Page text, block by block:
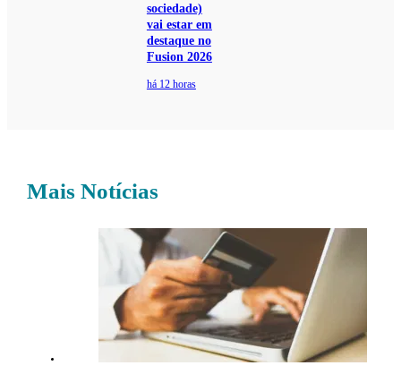
sociedade)
vai estar em
destaque no
Fusion 2026
há 12 horas
Mais Notícias